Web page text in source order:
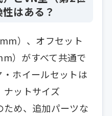
はある？
）、オフセット
）がすべて共通で
ホイールセットは
ナットサイズ
ため、追加パーツな